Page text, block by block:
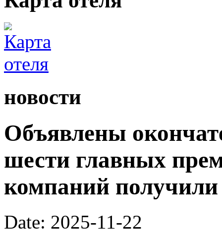
новости
Объявлены
шести главных
компаний
Date: 2025-11-22